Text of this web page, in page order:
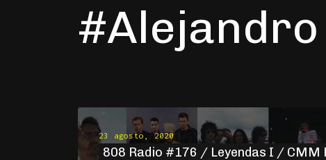
23 agosto, 2020
808 Radio #176 / Leyendas I / CMM